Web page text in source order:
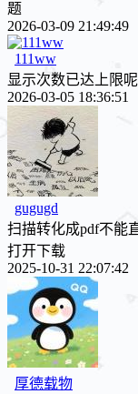
题
2026-03-09 21:49:49
111ww
显示次数已达上限
2026-03-05 18:36:51
gugugd
扫描转化成pdf不能
打开下载
2025-10-31 22:07:42
厚德载物